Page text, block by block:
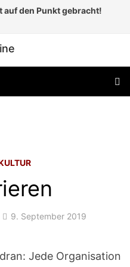
auf den Punkt gebracht!
9. September 2019
Jede Organisation